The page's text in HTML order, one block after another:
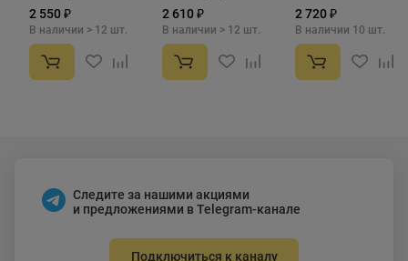
2 550 ₽
В наличии > 12 шт.
2 610 ₽
В наличии > 12 шт.
2 720 ₽
В наличии 10 шт.
Следите за нашими акциями
и предложениями в Telegram-канале
Подключиться к каналу